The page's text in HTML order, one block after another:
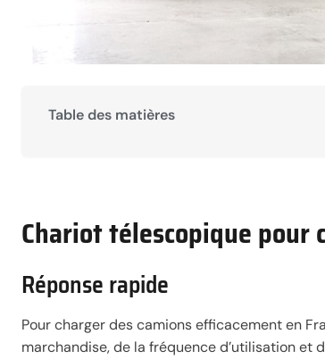
Table des matières
Chariot télescopique pour
Réponse rapide
Pour charger des camions efficacement en
marchandise, de la fréquence d’utilisation et